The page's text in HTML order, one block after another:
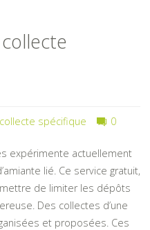
collecte spécifique 0
expérimente actuellement
lié. Ce service gratuit,
de limiter les dépôts
Des collectes d’une
et proposées. Ces